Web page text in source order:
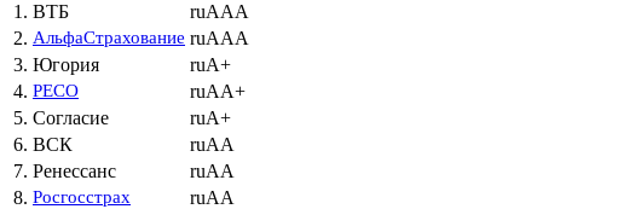
1. ВТБ
ruAAA
2. АльфаСтрахование ruAAA
3. Югория
ruA+
4. РЕСО
ruAA+
5. Согласие
ruA+
6. ВСК
ruAA
7. Ренессанс
ruAA
8. Росгосстрах
ruAA